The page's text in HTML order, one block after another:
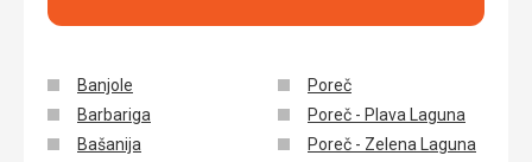
Banjole
Barbariga
Bašanija
Poreč
Poreč - Plava Laguna
Poreč - Zelena Laguna